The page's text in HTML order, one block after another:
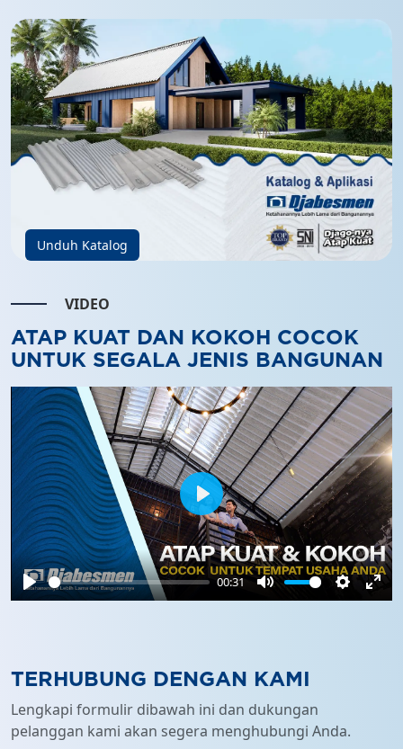
Unduh Katalog
VIDEO
ATAP KUAT DAN KOKOH COCOK
UNTUK SEGALA JENIS BANGUNAN
Play
00:31
Mute Settings
Play
TERHUBUNG DENGAN KAMI
Lengkapi formulir dibawah ini dan dukungan
pelanggan kami akan segera menghubungi Anda.